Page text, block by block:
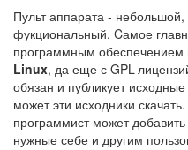
Пульт аппарата -
фукциональный. Cамое
программным
Linux, да еще с GPL-
обязан и публикует
может эти исходники
программист может
нужные себе и другим